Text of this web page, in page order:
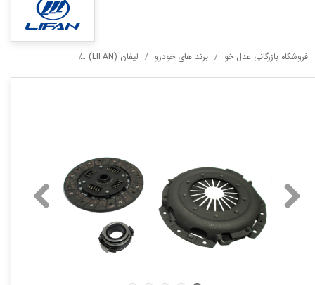
فروشگاه بازرگانی عدل خو برند های خودرو لیفان (LIFAN)